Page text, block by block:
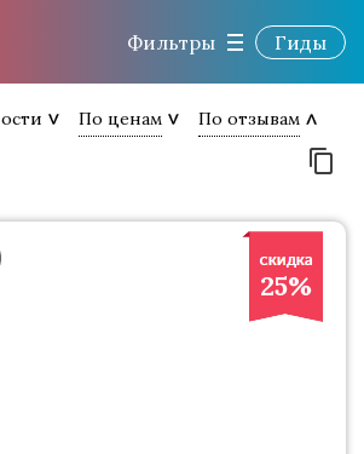
Фильтры Гиды
По ценам По отзывам
25%